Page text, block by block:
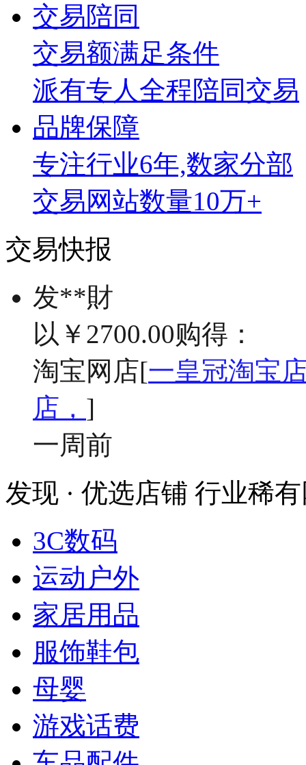
交易陪同
交易额满足条件
派有专人全程陪同交易
品牌保障
专注行业6年,数家分部
交易网站数量10万+
交易快报
发**財
以 ￥2700.00购得：
淘宝网店[一皇冠淘宝
店， ]
一周前
发现 · 优选店铺 行业稀
3C数码
运动户外
家居用品
服饰鞋包
母婴
游戏话费